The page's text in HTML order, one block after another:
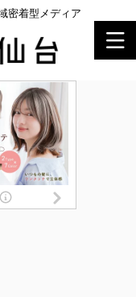
密着型メディア